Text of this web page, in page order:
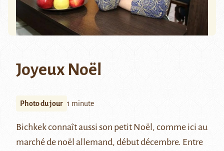
Joyeux Noël
Photo du jour 1 minute
Bichkek connaît aussi son petit Noël, comme ici au
marché de noël allemand, début décembre. Entre